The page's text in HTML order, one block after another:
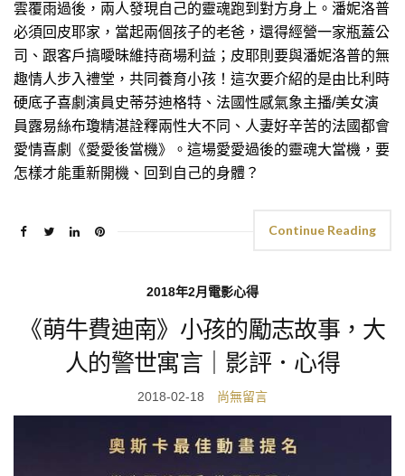
雲覆雨過後，兩人發現自己的靈魂跑到對方身上。潘妮洛普
必須回皮耶家，當起兩個孩子的老爸，還得經營一家瓶蓋公
司、跟客戶搞曖昧維持商場利益；皮耶則要與潘妮洛普的無
趣情人步入禮堂，共同養育小孩！這次要介紹的是由比利時
硬底子喜劇演員史蒂芬迪格特、法國性感氣象主播/美女演
員露易絲布瓊精湛詮釋兩性大不同、人妻好辛苦的法國都會
愛情喜劇《愛愛後當機》。這場愛愛過後的靈魂大當機，要
怎樣才能重新開機、回到自己的身體？
Continue Reading
2018年2月電影心得
《萌牛費迪南》小孩的勵志故事，大
人的警世寓言｜影評．心得
2018-02-18 尚無留言